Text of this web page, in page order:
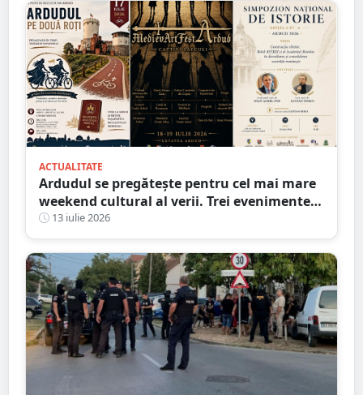
ACTUALITATE
Ardudul se pregătește pentru cel mai mare
weekend cultural al verii. Trei evenimente
majore vor transforma orașul într-o
capitală a istoriei vii
13 iulie 2026